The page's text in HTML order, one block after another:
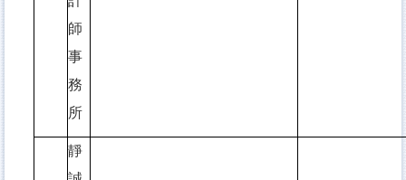
師
事
務
所
靜